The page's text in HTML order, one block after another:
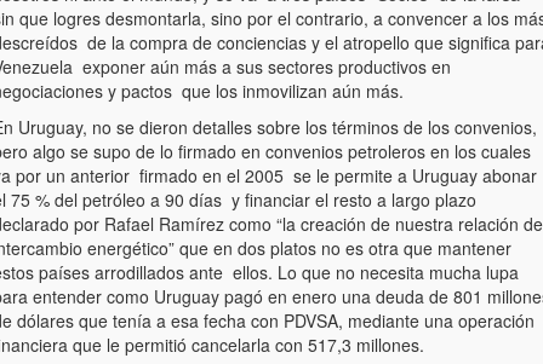
que logres desmontarla, sino por el contrario, a convencer a los
de la compra de conciencias y el atropello que significa
exponer aún más a sus sectores productivos en
y pactos que los inmovilizan aún más.
Uruguay, no se dieron detalles sobre los términos de los convenios,
algo se supo de lo firmado en convenios petroleros en los cuales
por un anterior firmado en el 2005 se le permite a Uruguay abonar
75 % del petróleo a 90 días y financiar el resto a largo plazo
por Rafael Ramírez como “la creación de nuestra relación de
energético” que en dos platos no es otra que mantener
países arrodillados ante ellos. Lo que no necesita mucha lupa
entender como Uruguay pagó en enero una deuda de 801
dólares que tenía a esa fecha con PDVSA, mediante una operación
que le permitió cancelarla con 517,3 millones.